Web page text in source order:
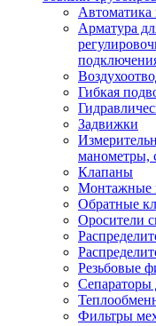
Автоматика
Арматура
Гибкая
Задвижки
манометры,
Клапаны
Монтажные
Обратные
Оросители
Резьбовые
Сепараторы
Фильтры